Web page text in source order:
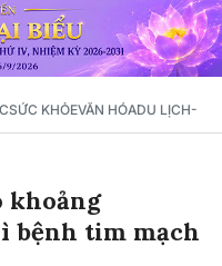
SỨC KHỎEVĂN HÓADU LỊCH-
khoảng
bệnh tim mạch